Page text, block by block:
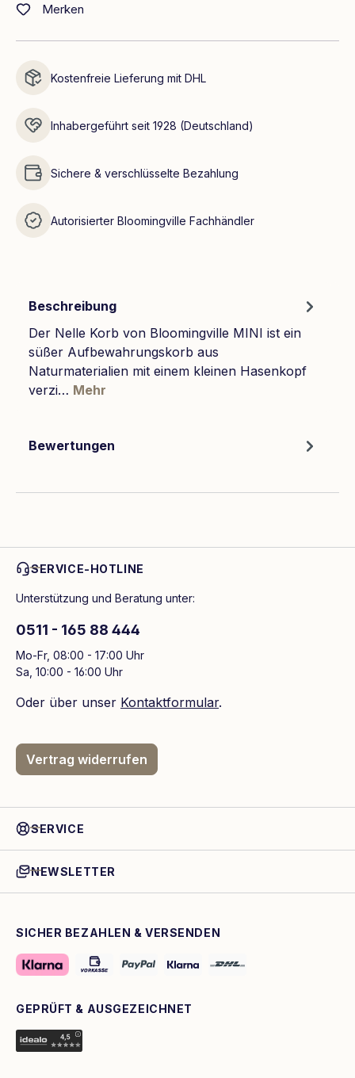
Merken
Kostenfreie Lieferung mit DHL
Inhabergeführt seit 1928 (Deutschland)
Sichere & verschlüsselte Bezahlung
Autorisierter Bloomingville Fachhändler
Beschreibung
Der Nelle Korb von Bloomingville MINI ist ein
süßer Aufbewahrungskorb aus
Naturmaterialien mit einem kleinen Hasenkopf
verzi… Mehr
Bewertungen
SERVICE-HOTLINE
Unterstützung und Beratung unter:
0511 - 165 88 444
Mo-Fr, 08:00 - 17:00 Uhr
Sa, 10:00 - 16:00 Uhr
Oder über unser Kontaktformular.
Vertrag widerrufen
SERVICE
NEWSLETTER
SICHER BEZAHLEN & VERSENDEN
GEPRÜFT & AUSGEZEICHNET